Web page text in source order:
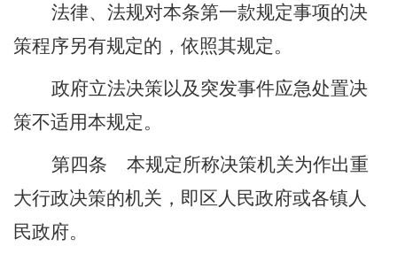
法律、法规对本条第一款规定事项的决
策程序另有规定的，依照其规定。
政府立法决策以及突发事件应急处置决
策不适用本规定。
第四条
本规定所称决策机关为作出重
大行政决策的机关，即区人民政府或各镇人
民政府。